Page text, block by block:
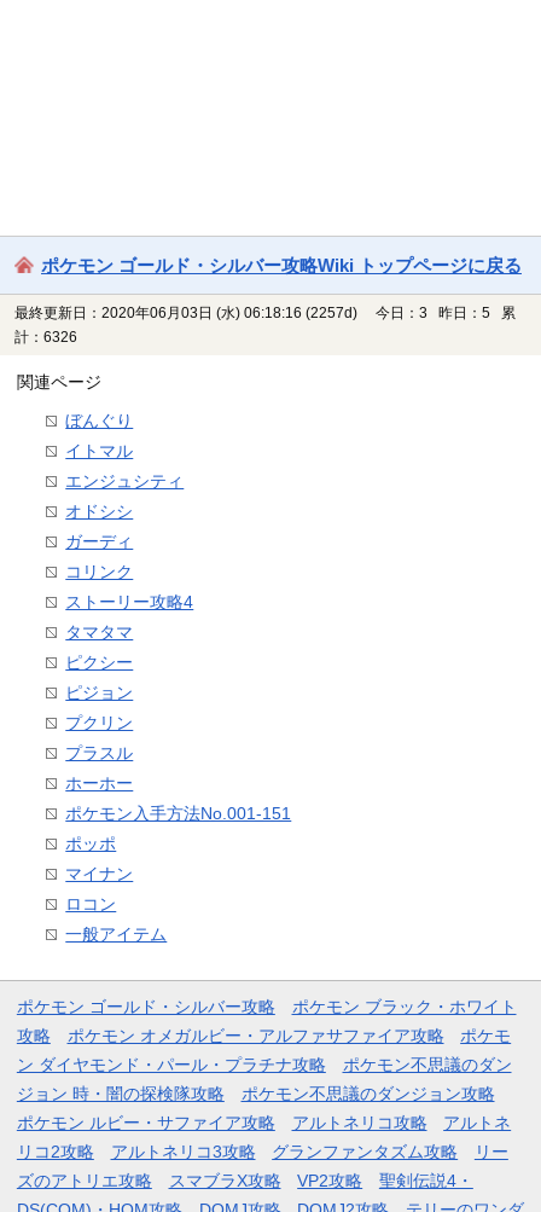
ポケモン ゴールド・シルバー攻略Wiki トップページに戻る
最終更新日：2020年06月03日 (水) 06:18:16 (2257d)
今日：3 昨日：5 累
計：6326
関連ページ
ぼんぐり
イトマル
エンジュシティ
オドシシ
ガーディ
コリンク
ストーリー攻略4
タマタマ
ピクシー
ピジョン
プクリン
プラスル
ホーホー
ポケモン入手方法No.001-151
ポッポ
マイナン
ロコン
一般アイテム
ポケモン ゴールド・シルバー攻略
ポケモン ブラック・ホワイト
攻略
ポケモン オメガルビー・アルファサファイア攻略
ポケモ
ン ダイヤモンド・パール・プラチナ攻略
ポケモン不思議のダン
ジョン 時・闇の探検隊攻略
ポケモン不思議のダンジョン攻略
ポケモン ルビー・サファイア攻略
アルトネリコ攻略
アルトネ
リコ2攻略
アルトネリコ3攻略 グランファンタズム攻略
リー
ズのアトリエ攻略
スマブラX攻略 VP2攻略
聖剣伝説4・